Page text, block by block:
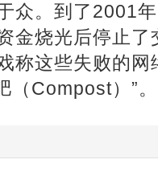
众。到了2001
金烧光后停止
称这些失败的网
（Compost）”。